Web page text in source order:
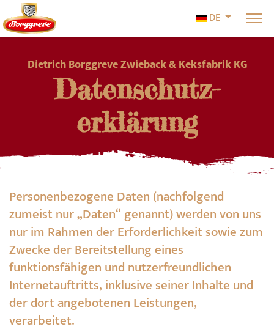
Sprache
DE
Dietrich Borggreve Zwieback & Keksfabrik KG
Datenschutz­
erklärung
Personenbezogene Daten (nachfolgend
zumeist nur „Daten“ genannt) werden von uns
nur im Rahmen der Erforderlichkeit sowie zum
Zwecke der Bereitstellung eines
funktionsfähigen und nutzerfreundlichen
Internetauftritts, inklusive seiner Inhalte und
der dort angebotenen Leistungen,
verarbeitet.